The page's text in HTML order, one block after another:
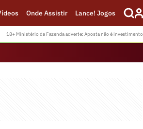
Onde Assistir Lance! Jogos
18+ Ministério da Fazenda adverte: Aposta não é investimento